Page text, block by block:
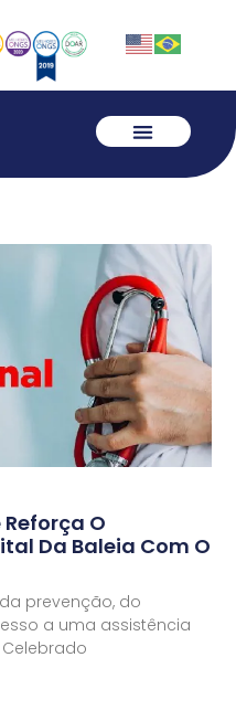
O
Da Baleia Com O
prevenção, do
a uma assistência